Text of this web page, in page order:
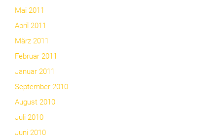
Mai 2011
April 2011
März 2011
Februar 2011
Januar 2011
September 2010
August 2010
Juli 2010
Juni 2010